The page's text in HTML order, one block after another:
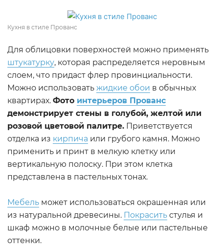
Кухня в стиле Прованс
Для облицовки поверхностей можно применять
штукатурку, которая распределяется неровным
слоем, что придаст флер провинциальности.
Можно использовать жидкие обои в обычных
квартирах. Фото интерьеров Прованс
демонстрирует стены в голубой, желтой или
розовой цветовой палитре. Приветствуется
отделка из кирпича или грубого камня. Можно
применить и принт в мелкую клетку или
вертикальную полоску. При этом клетка
представлена в пастельных тонах.
Мебель может использоваться окрашенная или
из натуральной древесины. Покрасить стулья и
шкаф можно в молочные белые или пастельные
оттенки.